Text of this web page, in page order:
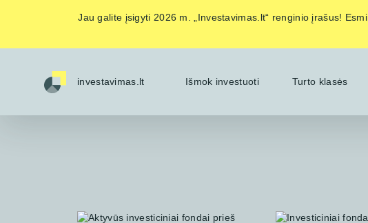
Jau galite įsigyti 2026 m. „Investavimas.lt“ renginio įrašus!
investavimas.lt Išmok investuoti Turto klasės